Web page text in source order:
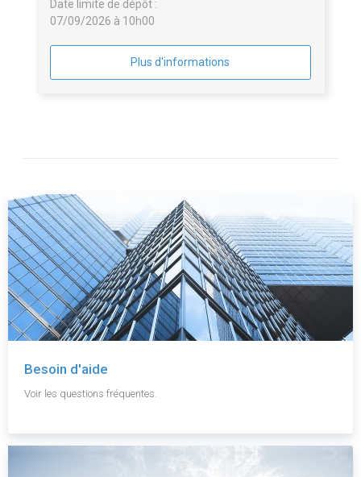
Date limite de dépôt :
07/09/2026 à 10h00
Plus d'informations
Besoin d'aide
Voir les questions fréquentes.